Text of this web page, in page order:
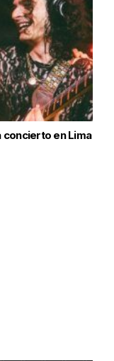
concierto en Lima